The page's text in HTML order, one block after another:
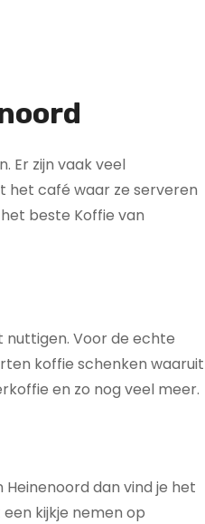
Er zijn vaak veel
het café waar ze serveren
beste Koffie van
nuttigen. Voor de echte
koffie schenken waaruit
en zo nog veel meer.
dan vind je het
kijkje nemen op